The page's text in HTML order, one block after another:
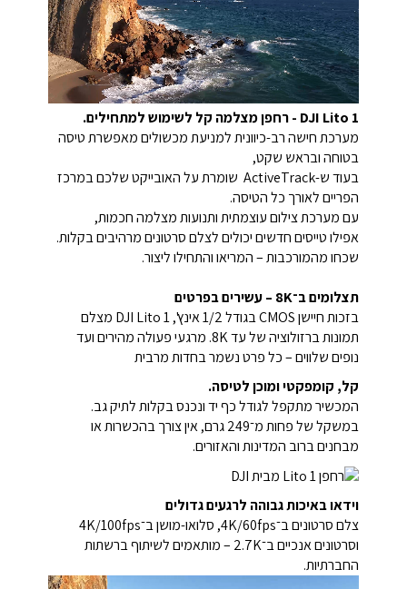
DJI Lito 1 - רחפן מצלמה קל לשימוש למתחילים.
מערכת חישה רב-כיוונית למניעת מכשולים מאפשרת טיסה
בטוחה ובראש שקט,
בעוד ש-ActiveTrack שומרת על האובייקט שלכם במרכז
הפריים לאורך כל הטיסה.
עם מערכת צילום עוצמתית ותנועות מצלמה חכמות,
אפילו טייסים חדשים יכולים לצלם סרטונים מרהיבים בקלות.
שכחו מהמורכבות – המריאו והתחילו ליצור.
תצלומים ב־8K – עשירים בפרטים
בזכות חיישן CMOS בגודל 1/2 אינץ', DJI Lito 1 מצלם
תמונות ברזולוציה של עד 8K. מרגעי פעולה מהירים ועד
נופים שלווים – כל פרט נשמר בחדות מרבית
קל, קומפקטי ומוכן לטיסה.
המכשיר מתקפל לגודל כף יד ונכנס בקלות לתיק גב.
במשקל של פחות מ־249 גרם, אין צורך בהכשרות או
מבחנים ברוב המדינות והאזורים.
וידאו באיכות גבוהה לרגעים גדולים
צלם סרטונים ב־4K/60fps, סלואו-מושן ב־4K/100fps
וסרטונים אנכיים ב־2.7K – מותאמים לשיתוף ברשתות
החברתיות.